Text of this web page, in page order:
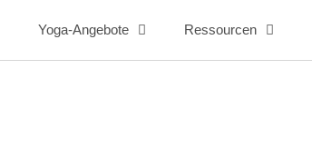
Yoga-Angebote Ressourcen